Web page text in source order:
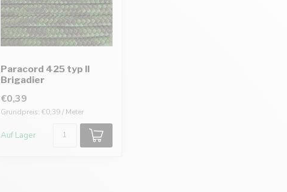
Paracord 425 typ II
Brigadier
€0,39
Grundpreis: €0,39 / Meter
Auf Lager